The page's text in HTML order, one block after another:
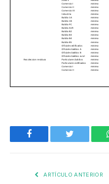
Facebook Twitter
ARTÍCULO ANTERIOR